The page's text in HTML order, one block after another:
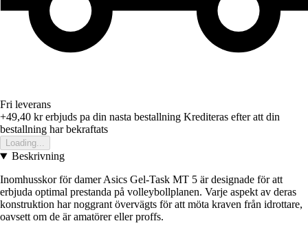
Fri leverans
+49,40 krerbjuds pa din nasta bestallning Krediteras efter att din
bestallning har bekraftats
Loading...
Beskrivning
Inomhusskor för damer Asics Gel-Task MT 5 är designade för att
erbjuda optimal prestanda på volleybollplanen. Varje aspekt av deras
konstruktion har noggrant övervägts för att möta kraven från idrottare,
oavsett om de är amatörer eller proffs.